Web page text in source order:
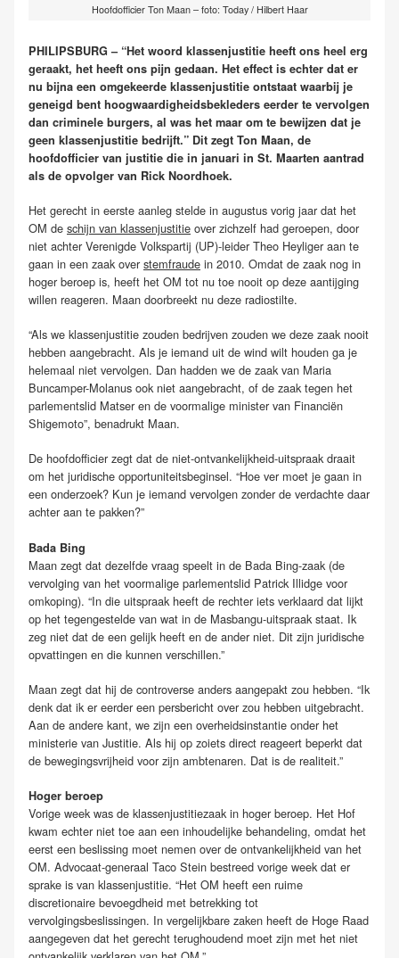
Hoofdofficier Ton Maan – foto: Today / Hilbert Haar
PHILIPSBURG – “Het woord klassenjustitie heeft ons heel erg
geraakt, het heeft ons pijn gedaan. Het effect is echter dat er
nu bijna een omgekeerde klassenjustitie ontstaat waarbij je
geneigd bent hoogwaardigheidsbekleders eerder te vervolgen
dan criminele burgers, al was het maar om te bewijzen dat je
geen klassenjustitie bedrijft.” Dit zegt Ton Maan, de
hoofdofficier van justitie die in januari in St. Maarten aantrad
als de opvolger van Rick Noordhoek.
Het gerecht in eerste aanleg stelde in augustus vorig jaar dat het
OM de schijn van klassenjustitie over zichzelf had geroepen, door
niet achter Verenigde Volkspartij (UP)-leider Theo Heyliger aan te
gaan in een zaak over stemfraude in 2010. Omdat de zaak nog in
hoger beroep is, heeft het OM tot nu toe nooit op deze aantijging
willen reageren. Maan doorbreekt nu deze radiostilte.
“Als we klassenjustitie zouden bedrijven zouden we deze zaak nooit
hebben aangebracht. Als je iemand uit de wind wilt houden ga je
helemaal niet vervolgen. Dan hadden we de zaak van Maria
Buncamper-Molanus ook niet aangebracht, of de zaak tegen het
parlementslid Matser en de voormalige minister van Financiën
Shigemoto”, benadrukt Maan.
De hoofdofficier zegt dat de niet-ontvankelijkheid-uitspraak draait
om het juridische opportuniteitsbeginsel. “Hoe ver moet je gaan in
een onderzoek? Kun je iemand vervolgen zonder de verdachte daar
achter aan te pakken?”
Bada Bing
Maan zegt dat dezelfde vraag speelt in de Bada Bing-zaak (de
vervolging van het voormalige parlementslid Patrick Illidge voor
omkoping). “In die uitspraak heeft de rechter iets verklaard dat lijkt
op het tegengestelde van wat in de Masbangu-uitspraak staat. Ik
zeg niet dat de een gelijk heeft en de ander niet. Dit zijn juridische
opvattingen en die kunnen verschillen.”
Maan zegt dat hij de controverse anders aangepakt zou hebben. “Ik
denk dat ik er eerder een persbericht over zou hebben uitgebracht.
Aan de andere kant, we zijn een overheidsinstantie onder het
ministerie van Justitie. Als hij op zoiets direct reageert beperkt dat
de bewegingsvrijheid voor zijn ambtenaren. Dat is de realiteit.”
Hoger beroep
Vorige week was de klassenjustitiezaak in hoger beroep. Het Hof
kwam echter niet toe aan een inhoudelijke behandeling, omdat het
eerst een beslissing moet nemen over de ontvankelijkheid van het
OM. Advocaat-generaal Taco Stein bestreed vorige week dat er
sprake is van klassenjustitie. “Het OM heeft een ruime
discretionaire bevoegdheid met betrekking tot
vervolgingsbeslissingen. In vergelijkbare zaken heeft de Hoge Raad
aangegeven dat het gerecht terughoudend moet zijn met het niet